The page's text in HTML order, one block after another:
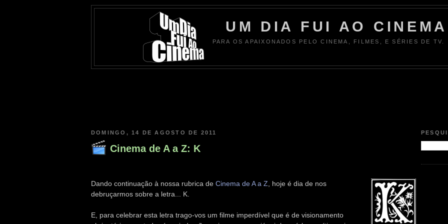
UM DIA FUI AO CINEMA
PARA OS APAIXONADOS PELO CINEMA, FILMES, E SÉRIES DE TV.
DOMINGO, 14 DE AGOSTO DE 2011
Cinema de A a Z: K
Dando continuação à nossa rubrica de Cinema de A a Z , hoje é dia de nos
debruçarmos sobre a letra... K.
E, para celebrar esta letra trago-vos um filme imperdível que é de visionamento